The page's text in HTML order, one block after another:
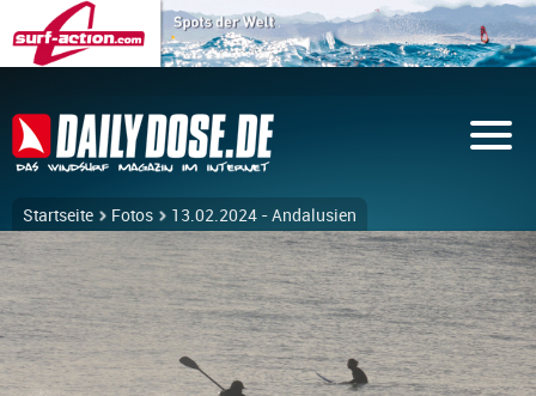
Startseite Fotos 13.02.2024 - Andalusien